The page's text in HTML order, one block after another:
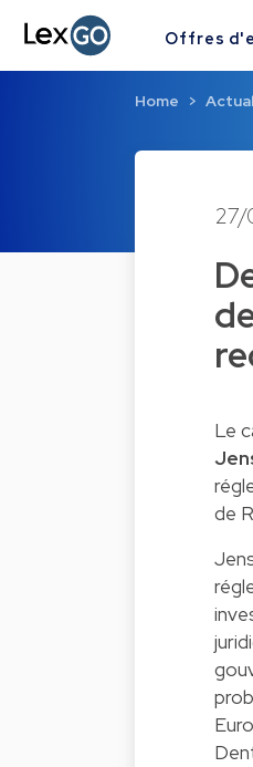
Offres
Home
27/
Le
de